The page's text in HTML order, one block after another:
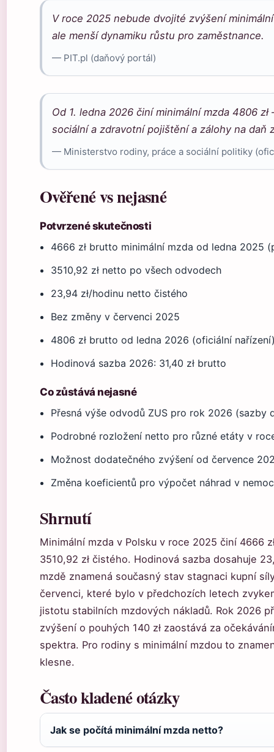
V roce 2025 nebude dvojité zvýšení
ale menší dynamiku růstu pro zaměstnance.
— PIT.pl (daňový portál)
Od 1. ledna 2026 činí minimální mzda 4806
sociální a zdravotní pojištění a zálohy na
— Ministerstvo rodiny, práce a sociální politiky
Ověřené vs nejasné
Potvrzené skutečnosti
4666 zł brutto minimální mzda od ledna 2025
3510,92 zł netto po všech odvodech
23,94 zł/hodinu netto čistého
Bez změny v červenci 2025
4806 zł brutto od ledna 2026 (oficiální
Hodinová sazba 2026: 31,40 zł brutto
Co zůstává nejasné
Přesná výše odvodů ZUS pro rok 2026 (sazby
Podrobné rozložení netto pro různé etáty v
Možnost dodatečného zvýšení od července
Změna koeficientů pro výpočet náhrad v
Shrnutí
Minimální mzda v Polsku v roce 2025 činí 4666
3510,92 zł čistého. Hodinová sazba dosahuje
mzdě znamená současný stav stagnaci kupní
červenci, které bylo v předchozích letech
jistotu stabilních mzdových nákladů. Rok 2026
zvýšení o pouhých 140 zł zaostává za
spektra. Pro rodiny s minimální mzdou to
klesne.
Často kladené otázky
Jak se počítá minimální mzda netto?